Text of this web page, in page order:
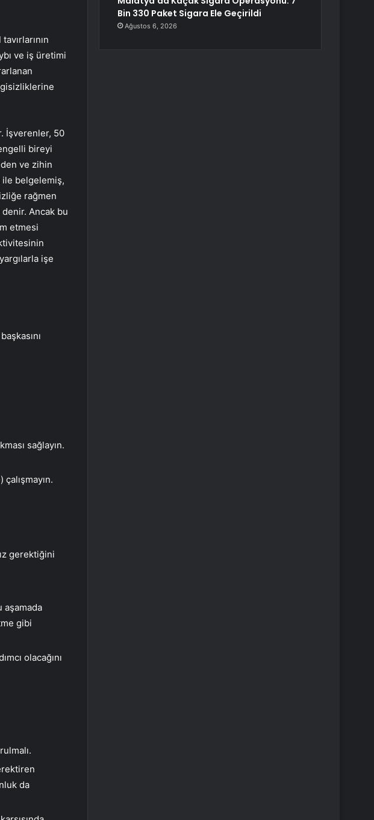
ve iş üretimi
İşverenler, 50
bireyi
ve zihin
ile belgelemiş,
rağmen
Ancak bu
etmesi
işe
sağlayın.
gerektiğini
aşamada
gibi
olacağını
da
Bin 330 Paket Sigara Ele Geçirildi
Ağustos 6, 2026